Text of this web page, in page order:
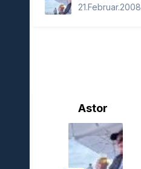
21.Februar.2008
Astor